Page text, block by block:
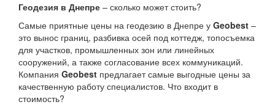
Геодезия в Днепре – сколько может стоить?
Самые приятные цены на геодезию в Днепре у Geobest –
это вынос границ, разбивка осей под коттедж, топосъемка
для участков, промышленных зон или линейных
сооружений, а также согласование всех коммуникаций.
Компания Geobest предлагает самые выгодные цены за
качественную работу специалистов. Что входит в
стоимость?